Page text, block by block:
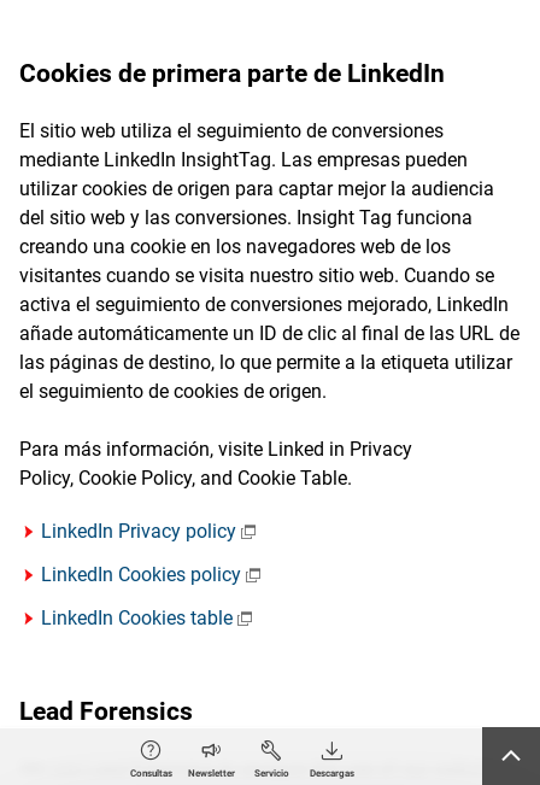
Cookies de primera parte de LinkedIn
El sitio web utiliza el seguimiento de conversiones
mediante LinkedIn InsightTag. Las empresas pueden
utilizar cookies de origen para captar mejor la audiencia
del sitio web y las conversiones. Insight Tag funciona
creando una cookie en los navegadores web de los
visitantes cuando se visita nuestro sitio web. Cuando se
activa el seguimiento de conversiones mejorado, LinkedIn
añade automáticamente un ID de clic al final de las URL de
las páginas de destino, lo que permite a la etiqueta utilizar
el seguimiento de cookies de origen.
Para más información, visite Linked in Privacy
Policy, Cookie Policy, and Cookie Table.
LinkedIn Privacy policy
LinkedIn Cookies policy
LinkedIn Cookies table
Lead Forensics
We use Lead Forensics to analyze the use of our website
Consultas Newsletter Servicio Descargas